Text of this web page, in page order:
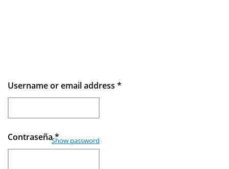
Username or email address *
Contraseña*
Show password